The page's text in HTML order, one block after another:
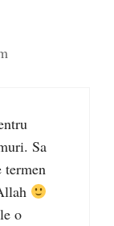
Sa
o